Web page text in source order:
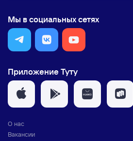
Мы в социальных сетях
Приложение Туту
О нас
Вакансии